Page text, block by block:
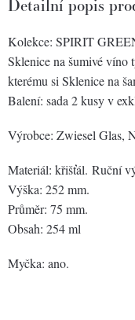
Detailní popis
Kolekce: SPIRIT
Sklenice na šumivé víno
kterému si Sklenice na
Balení: sada 2 kusy v
Výrobce: Zwiesel Glas,
Materiál: křišťál. Ruční
Výška: 252 mm.
Průměr: 75 mm.
Obsah: 254 ml
Myčka: ano.